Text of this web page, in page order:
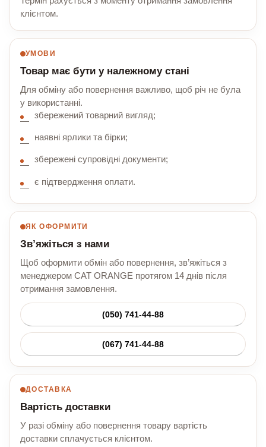
клієнтом.
УМОВИ
Товар має бути у належному стані
Для обміну або повернення важливо, щоб річ не була
у використанні.
збережений товарний вигляд;
наявні ярлики та бірки;
збережені супровідні документи;
є підтвердження оплати.
ЯК ОФОРМИТИ
Зв’яжіться з нами
Щоб оформити обмін або повернення, зв’яжіться з
менеджером CAT ORANGE протягом 14 днів після
отримання замовлення.
(050) 741-44-88
(067) 741-44-88
ДОСТАВКА
Вартість доставки
У разі обміну або повернення товару вартість
доставки сплачується клієнтом.